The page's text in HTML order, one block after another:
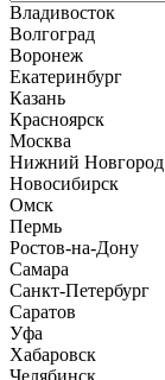
Владивосток
Волгоград
Воронеж
Екатеринбург
Казань
Красноярск
Москва
Нижний Новгород
Новосибирск
Омск
Пермь
Ростов-на-Дону
Самара
Санкт-Петербург
Саратов
Уфа
Хабаровск
Челябинск